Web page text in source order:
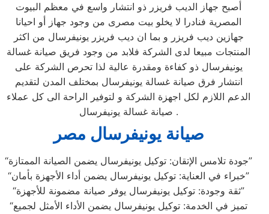
أصبح جهاز الديب فريزر ذو انتشار واسع في معظم البيوت
المصرية فنادرا لا يخلو بيت مصرى من وجود جهاز أو احيانا
جهازين ديب فريزر و بما ان ديب فريزر يونيفرسال من اكثر
المنتجات مبيعا لدى الشركة فلابد من وجود فريق صيانة غسالة
يونيفرسال ذو كفاءة ومقدرة عالية لذا تحرص الشركة على
انتشار فرق صيانة غسالة يونيفرسال بمختلف المدن لتقديم
الدعم اللازم لكل اجهزة الشركة و لتوفير الراحة الى كل عملاء
صيانة غسالة يونيفرسال .
صيانة يونيفرسال مصر
“جودة تلامس الإتقان: توكيل يونيفرسال يضمن الصيانة الممتازة”
“خبراء في العناية: توكيل يونيفرسال يضمن أداء الأجهزة بأمان”
“ثقة وجودة: توكيل يونيفرسال يوفر صيانة مضمونة للأجهزة”
“تميز في الخدمة: توكيل يونيفرسال يضمن الأداء الأمثل لجميع